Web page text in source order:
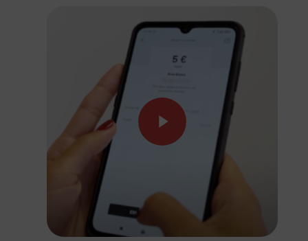
Play Video